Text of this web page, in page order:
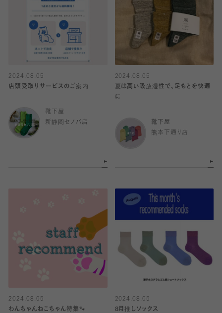
2024.08.05
店頭受取りサービスのご案内
靴下屋
新静岡セノバ店
2024.08.05
夏は高い吸放湿性で、足もとを快適
に
靴下屋
熊本下通り店
2024.08.05
わんちゃんねこちゃん特集🐾
2024.08.05
8月推しソックス